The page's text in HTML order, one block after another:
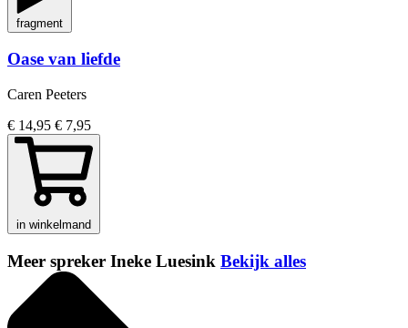
fragment
Oase van liefde
Caren Peeters
€ 14,95 € 7,95
in winkelmand
Meer spreker Ineke Luesink Bekijk alles